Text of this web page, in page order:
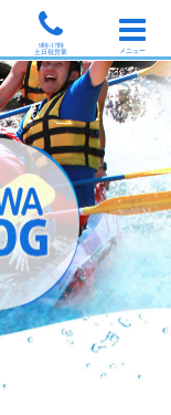
9時-17時
土日祝営業
メニュー